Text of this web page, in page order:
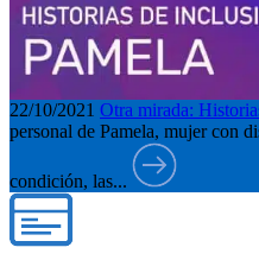
22/10/2021 Otra mirada:
personal de Pamela, mujer con
condición, las...